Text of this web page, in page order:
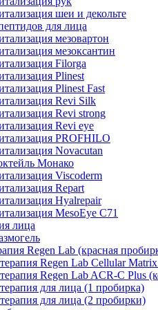
шеи и декольте
для лица
мезовартон
мезоксантин
Filorga
Plinest
Plinest Fast
Revi Silk
Revi strong
Revi eye
PROFHILO
Novacutan
Монако
Viscoderm
Repart
Hyalrepair
MesoEye C71
лица
Regen Lab (красная
Regen Lab Cellular
Regen Lab ACR-C Plus
для лица (1 пробирка)
для лица (2 пробирки)